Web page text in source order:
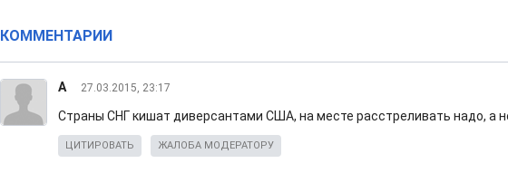
КОММЕНТАРИИ
А 27.03.2015, 23:17
Страны СНГ кишат диверсантами США, на месте расстреливать надо, а
ЦИТИРОВАТЬ ЖАЛОБА МОДЕРАТОРУ